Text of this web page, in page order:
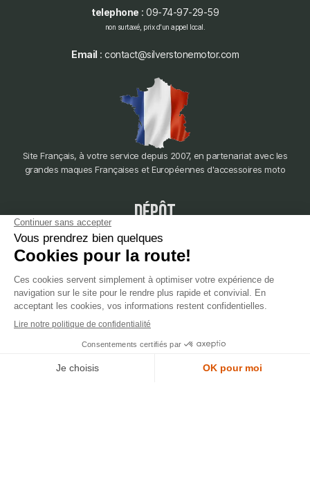
telephone : 09-74-97-29-59
non surtaxé, prix d'un appel local.
Email : contact@silverstonemotor.com
Site Français, à votre service depuis 2007, en partenariat avec les
grandes maques Françaises et Européennes d'accessoires moto
dépôt
LYON
388 Av. Charles de Gaulle, 69200 Vénissieux
© 2007-2025 Silverstone Motor